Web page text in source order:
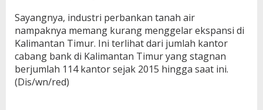
Sayangnya, industri perbankan tanah air
nampaknya memang kurang menggelar ekspansi di
Kalimantan Timur. Ini terlihat dari jumlah kantor
cabang bank di Kalimantan Timur yang stagnan
berjumlah 114 kantor sejak 2015 hingga saat ini.
(Dis/wn/red)